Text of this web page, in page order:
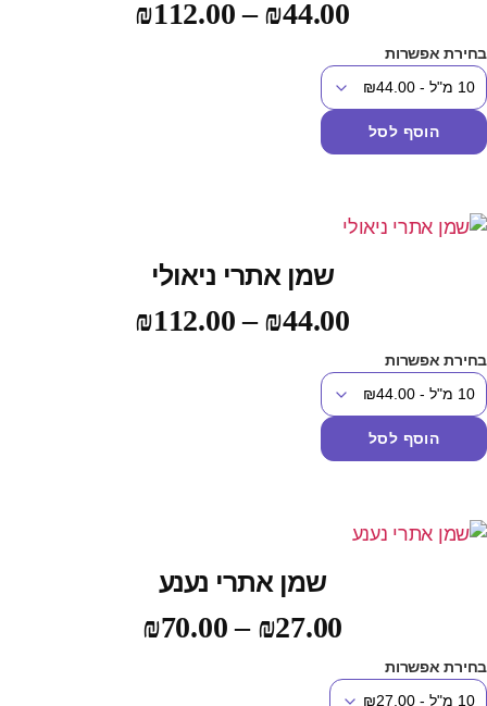
₪44.00
–
₪112.00
אפשרות
הוסף לסל
שמן אתרי ניאולי
₪44.00
–
₪112.00
אפשרות
הוסף לסל
שמן אתרי נענע
₪27.00
–
₪70.00
אפשרות